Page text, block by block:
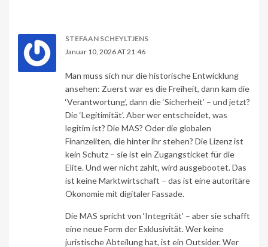
STEFAAN SCHEYLTJENS
Januar 10, 2026 AT 21:46
Man muss sich nur die historische Entwicklung
ansehen: Zuerst war es die Freiheit, dann kam die
‘Verantwortung’, dann die ‘Sicherheit’ – und jetzt?
Die ‘Legitimität’. Aber wer entscheidet, was
legitim ist? Die MAS? Oder die globalen
Finanzeliten, die hinter ihr stehen? Die Lizenz ist
kein Schutz – sie ist ein Zugangsticket für die
Elite. Und wer nicht zahlt, wird ausgebootet. Das
ist keine Marktwirtschaft – das ist eine autoritäre
Ökonomie mit digitaler Fassade.
Die MAS spricht von ‘Integrität’ – aber sie schafft
eine neue Form der Exklusivität. Wer keine
juristische Abteilung hat, ist ein Outsider. Wer